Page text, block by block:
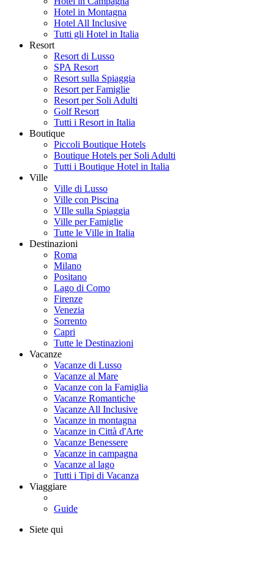
Hotel in Montagna
Hotel All Inclusive
Tutti gli Hotel in Italia
Resort
Resort di Lusso
SPA Resort
Resort sulla Spiaggia
Resort per Famiglie
Resort per Soli Adulti
Golf Resort
Tutti i Resort in Italia
Boutique
Piccoli Boutique Hotels
Boutique Hotels per Soli Adulti
Tutti i Boutique Hotel in Italia
Ville
Ville di Lusso
Ville con Piscina
VIlle sulla Spiaggia
Ville per Famiglie
Tutte le Ville in Italia
Destinazioni
Roma
Milano
Positano
Lago di Como
Firenze
Venezia
Sorrento
Capri
Tutte le Destinazioni
Vacanze
Vacanze di Lusso
Vacanze al Mare
Vacanze con la Famiglia
Vacanze Romantiche
Vacanze All Inclusive
Vacanze in montagna
Vacanze in Città d'Arte
Vacanze Benessere
Vacanze in campagna
Vacanze al lago
Tutti i Tipi di Vacanza
Viaggiare
Guide
Siete qui